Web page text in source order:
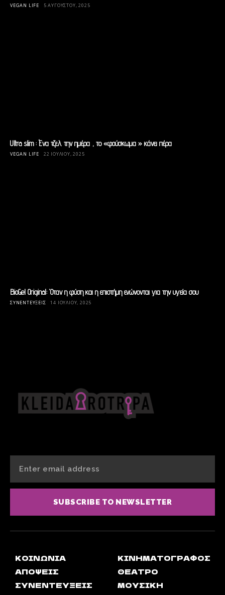
VEGAN LIFE 5 ΑΥΓΟΎΣΤΟΥ, 2025
Ultra slim : Ένα τζελ την ημέρα , το «φούσκωμα » κάνει πέρα
VEGAN LIFE 22 ΙΟΥΛΊΟΥ, 2025
BioGel Original: ‘Οταν η φύση και η επιστήμη ενώνονται για την υγεία σου
ΣΥΝΕΝΤΕΎΞΕΙΣ 14 ΙΟΥΛΊΟΥ, 2025
SUBSCRIBE TO NEWSLETTER
ΚΟΙΝΩΝΊΑ
ΑΠΟΨΕΙΣ
ΣΥΝΕΝΤΕΎΞΕΙΣ
ΚΙΝΗΜΑΤΟΓΡΆΦΟΣ
ΘΈΑΤΡΟ
ΜΟΥΣΙΚΉ